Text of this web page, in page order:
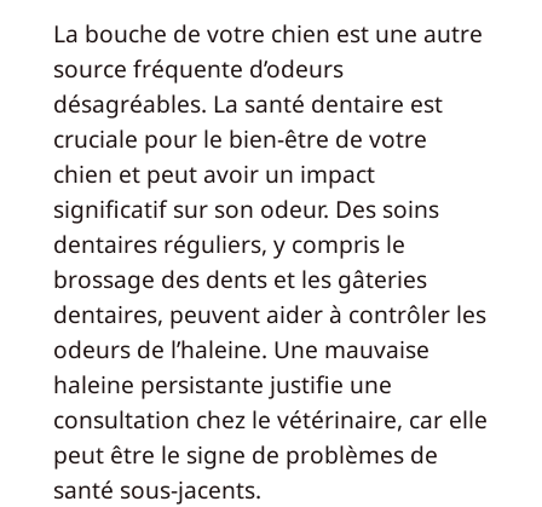
La bouche de votre chien est une autre
source fréquente d’odeurs
désagréables. La santé dentaire est
cruciale pour le bien-être de votre
chien et peut avoir un impact
significatif sur son odeur. Des soins
dentaires réguliers, y compris le
brossage des dents et les gâteries
dentaires, peuvent aider à contrôler les
odeurs de l’haleine. Une mauvaise
haleine persistante justifie une
consultation chez le vétérinaire, car elle
peut être le signe de problèmes de
santé sous-jacents.